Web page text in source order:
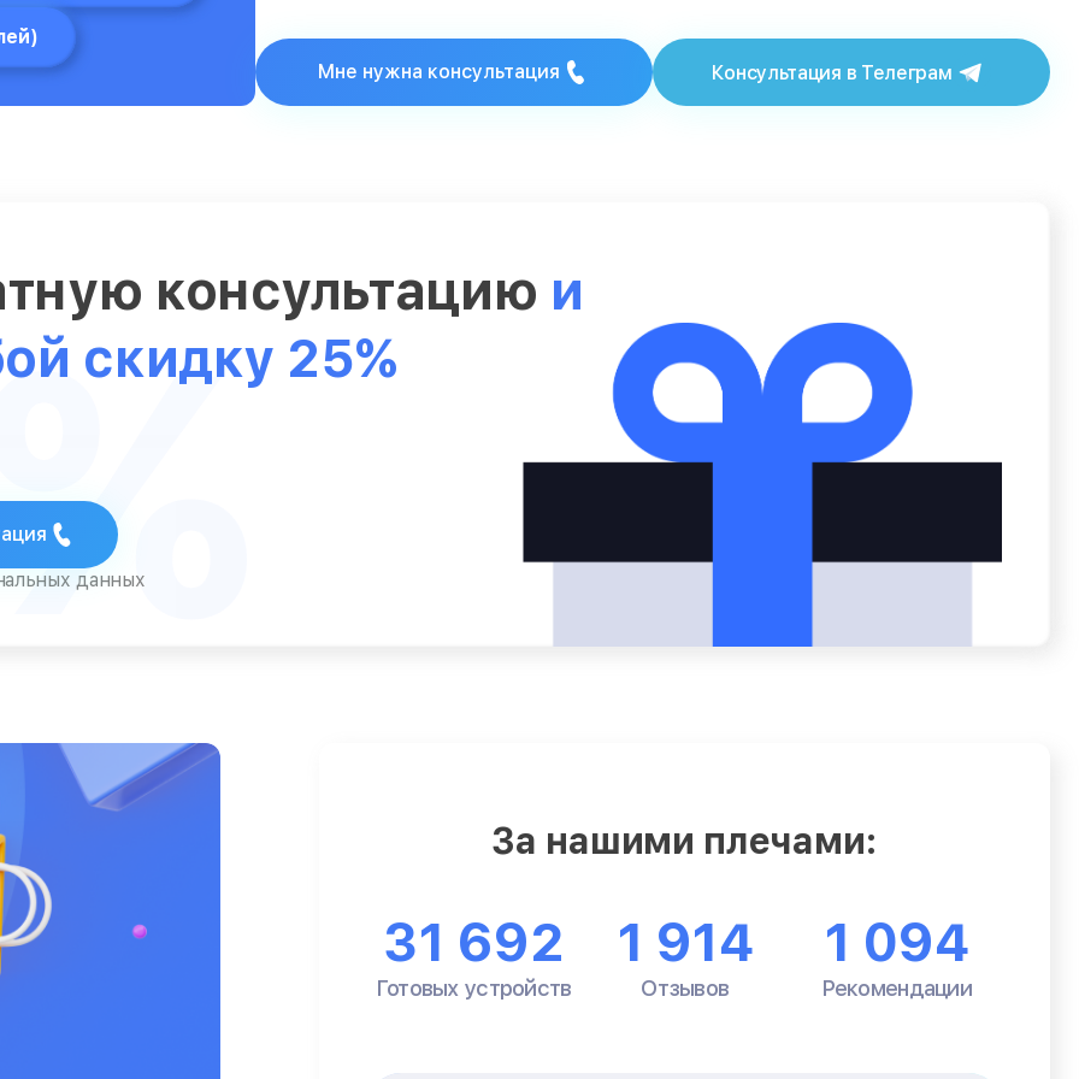
Мне нужна консультация Консультация в Телеграм
консультацию и
скидку 25%
данных
За нашими плечами:
31 692
Готовых устройств
1 914
Отзывов
1 094
Рекомендации